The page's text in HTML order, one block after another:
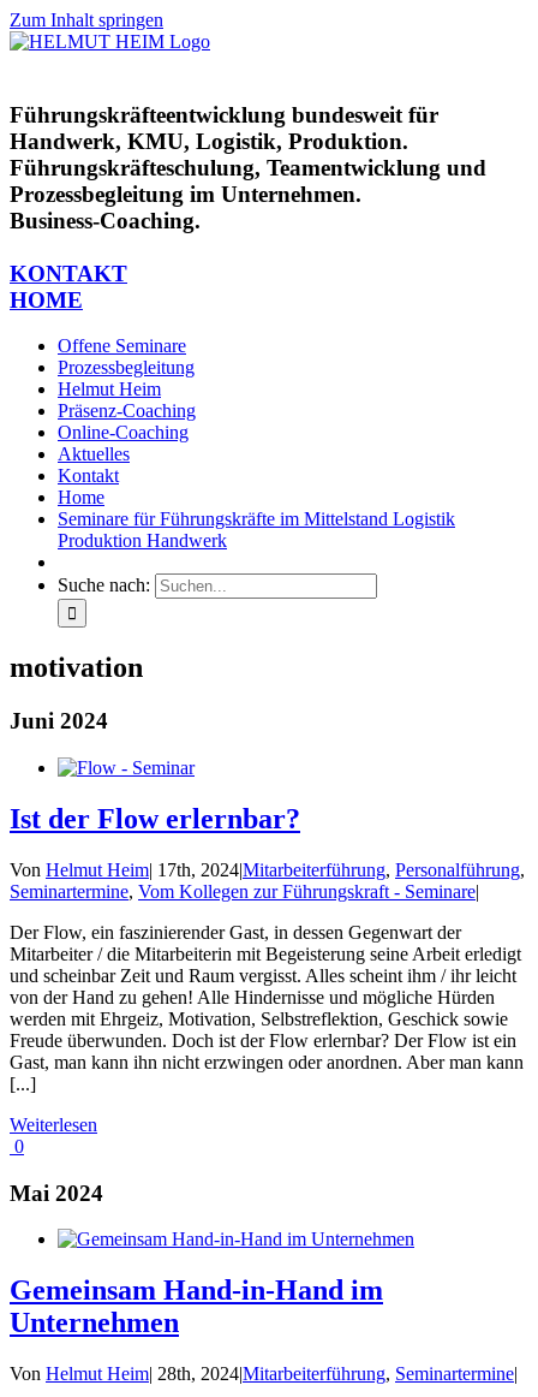
Zum Inhalt springen
Führungskräfteentwicklung bundesweit für
Handwerk, KMU, Logistik, Produktion.
Führungskräfteschulung, Teamentwicklung und
Prozessbegleitung im Unternehmen.
Business-Coaching.
KONTAKT
HOME
Offene Seminare
Prozessbegleitung
Helmut Heim
Präsenz-Coaching
Online-Coaching
Aktuelles
Kontakt
Home
Seminare für Führungskräfte im Mittelstand Logistik
Produktion Handwerk
Suche nach:
motivation
Juni 2024
Ist der Flow erlernbar?
Von Helmut Heim| 17th, 2024|Mitarbeiterführung, Personalführung,
Seminartermine, Vom Kollegen zur Führungskraft - Seminare|
Der Flow, ein faszinierender Gast, in dessen Gegenwart der
Mitarbeiter / die Mitarbeiterin mit Begeisterung seine Arbeit erledigt
und scheinbar Zeit und Raum vergisst. Alles scheint ihm / ihr leicht
von der Hand zu gehen! Alle Hindernisse und mögliche Hürden
werden mit Ehrgeiz, Motivation, Selbstreflektion, Geschick sowie
Freude überwunden. Doch ist der Flow erlernbar? Der Flow ist ein
Gast, man kann ihn nicht erzwingen oder anordnen. Aber man kann
[...]
Weiterlesen
0
Mai 2024
Gemeinsam Hand-in-Hand im
Unternehmen
Von Helmut Heim| 28th, 2024|Mitarbeiterführung, Seminartermine|